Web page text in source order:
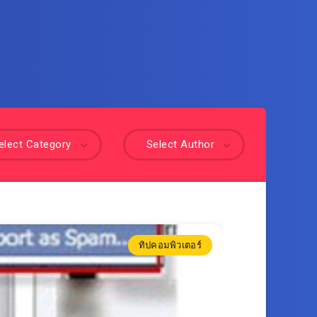
Select Author
Category
ทิปคอมพิวเตอร์